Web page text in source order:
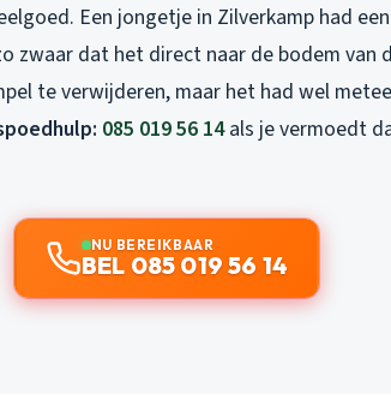
Een jongetje in Zilverkamp had
zwaar dat het direct naar de bodem van
te verwijderen, maar het had wel
085 019 56 14als je vermoedt
NU BEREIKBAAR
BEL 085 019 56 14